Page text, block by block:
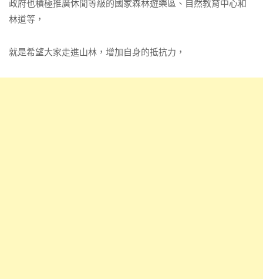
政府也積極推廣休閒等級的國家森林遊樂區、自然教育中心和
林道等，
就是希望大家走進山林，增加自身的抵抗力，